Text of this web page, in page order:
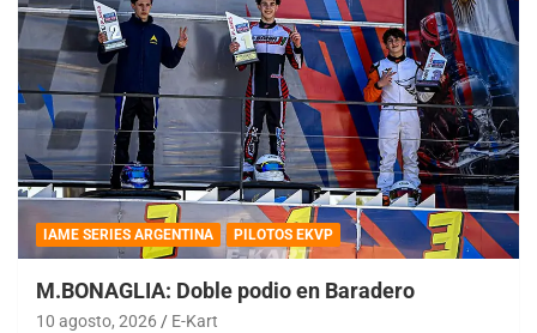
IAME SERIES ARGENTINA PILOTOS EKVP
M.BONAGLIA: Doble podio en Baradero
10 agosto, 2026 E-Kart